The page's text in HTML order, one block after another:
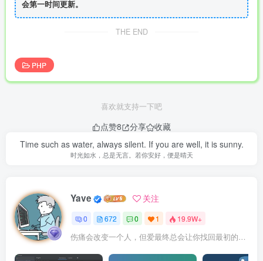
会第一时间更新。
THE END
PHP
喜欢就支持一下吧
点赞8 分享
收藏
Time such as water, always silent. If you are well, it is sunny.
时光如水，总是无言。若你安好，便是晴天
Yave 关注
0 672 0 1 19.9W+
伤痛会改变一个人，但爱最终总会让你找回最初的自己